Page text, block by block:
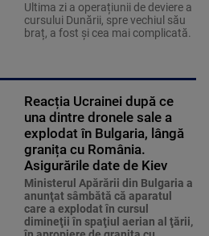
Ultima zi a operațiunii de deviere a
cursului Dunării, spre vechiul său
braț, a fost și cea mai complicată.
Reacția Ucrainei după ce
una dintre dronele sale a
explodat în Bulgaria, lângă
granița cu România.
Asigurările date de Kiev
Ministerul Apărării din Bulgaria a
anunţat sâmbătă că aparatul
care a explodat în cursul
dimineţii în spaţiul aerian al ţării,